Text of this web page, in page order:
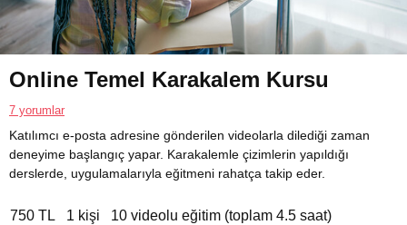
Online Temel Karakalem Kursu
7 yorumlar
Katılımcı e-posta adresine gönderilen videolarla dilediği zaman
deneyime başlangıç yapar. Karakalemle çizimlerin yapıldığı
derslerde, uygulamalarıyla eğitmeni rahatça takip eder.
750 TL 1 kişi 10 videolu eğitim (toplam 4.5 saat)